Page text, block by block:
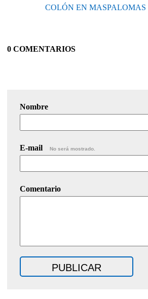
COLÓN EN MASPALOMAS
0 COMENTARIOS
Nombre
E-mail No será mostrado.
Comentario